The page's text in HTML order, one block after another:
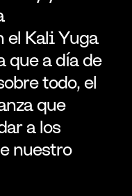
el Kali Yuga
que a día de
todo, el
que
a los
nuestro